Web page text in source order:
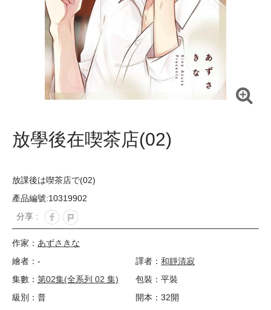
放學後在喫茶店(02)
放課後は喫茶店で(02)
產品編號:10319902
分享 :
作家： あずさきな
繪者：-
譯者： 和靜清寂
集數： 第02集(全系列 02 集)
包裝：平裝
級別：普
開本：32開